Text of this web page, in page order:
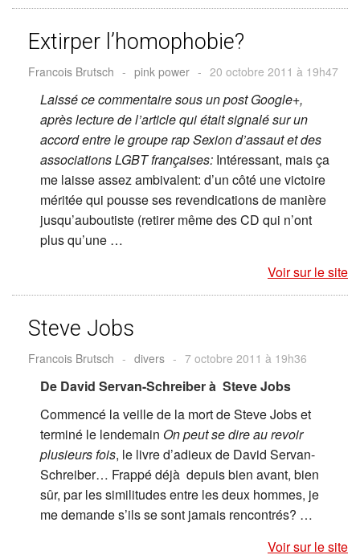
Extirper l’homophobie?
Francois Brutsch - pink power - 20 octobre 2011 à 19h47
Laissé ce commentaire sous un post Google+,
après lecture de l’article qui était signalé sur un
accord entre le groupe rap Sexion d’assaut et des
associations LGBT françaises: Intéressant, mais ça
me laisse assez ambivalent: d’un côté une victoire
méritée qui pousse ses revendications de manière
jusqu’auboutiste (retirer même des CD qui n’ont
plus qu’une …
Voir sur le site
Steve Jobs
Francois Brutsch - divers - 7 octobre 2011 à 19h36
De David Servan-Schreiber à Steve Jobs
Commencé la veille de la mort de Steve Jobs et
terminé le lendemain On peut se dire au revoir
plusieurs fois, le livre d’adieux de David Servan-
Schreiber… Frappé déjà depuis bien avant, bien
sûr, par les similitudes entre les deux hommes, je
me demande s’ils se sont jamais rencontrés? …
Voir sur le site